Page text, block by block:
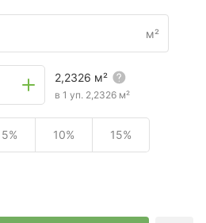
м²
2,2326 м²
в 1 уп. 2,2326 м²
5% 10% 15%